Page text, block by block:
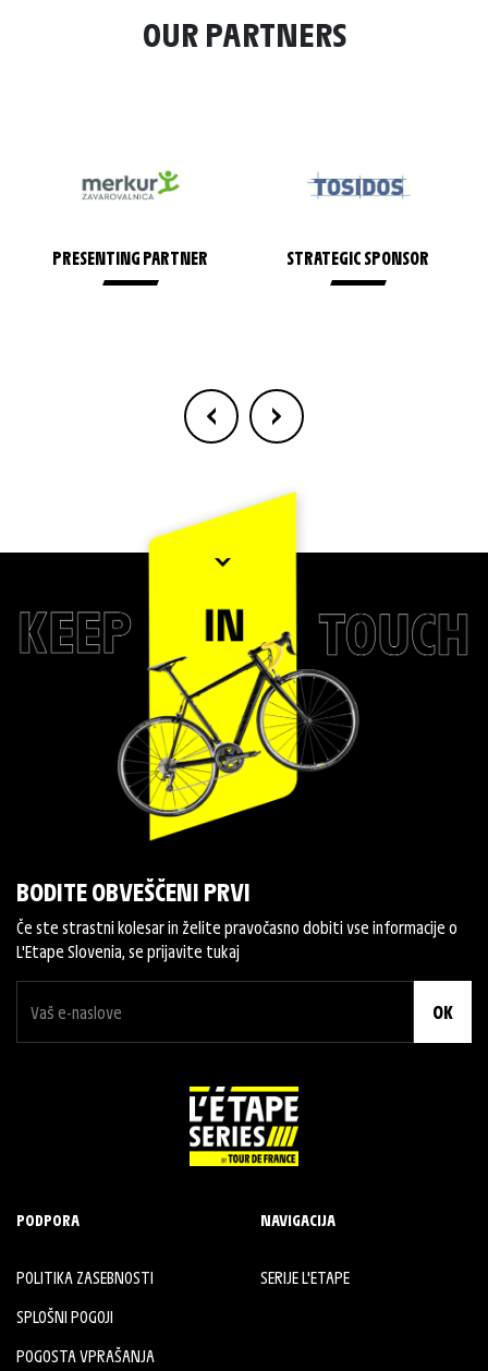
OUR PARTNERS
PRESENTING PARTNER STRATEGIC SPONSOR
BODITE OBVEŠČENI PRVI
Če ste strastni kolesar in želite pravočasno dobiti vse informacije o
L'Etape Slovenia, se prijavite tukaj
OK
PODPORA
POLITIKA ZASEBNOSTI
SPLOŠNI POGOJI
POGOSTA VPRAŠANJA
NAVIGACIJA
SERIJE L'ETAPE